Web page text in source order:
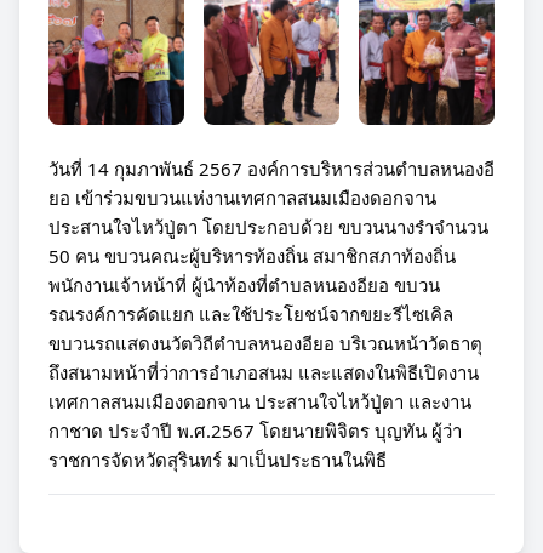
วันที่ 14 กุมภาพันธ์ 2567 องค์การบริหารส่วนตำบลหนองอี
ยอ เข้าร่วมขบวนแห่งานเทศกาลสนมเมืองดอกจาน
ประสานใจไหว้ปู่ตา โดยประกอบด้วย ขบวนนางรำจำนวน
50 คน ขบวนคณะผู้บริหารท้องถิ่น สมาชิกสภาท้องถิ่น
พนักงานเจ้าหน้าที่ ผู้นำท้องที่ตำบลหนองอียอ ขบวน
รณรงค์การคัดแยก และใช้ประโยชน์จากขยะรีไซเคิล
ขบวนรถแสดงนวัตวิถีตำบลหนองอียอ บริเวณหน้าวัดธาตุ
ถึงสนามหน้าที่ว่าการอำเภอสนม และแสดงในพิธีเปิดงาน
เทศกาลสนมเมืองดอกจาน ประสานใจไหว้ปู่ตา และงาน
กาชาด ประจำปี พ.ศ.2567 โดยนายพิจิตร บุญทัน ผู้ว่า
ราชการจัดหวัดสุรินทร์ มาเป็นประธานในพิธี